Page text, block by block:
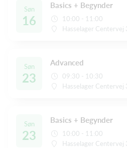
Søn
16
Basics + Begynder
10:00 - 11:00
Hasselager Centervej
Søn
23
Advanced
09:30 - 10:30
Hasselager Centervej
Søn
23
Basics + Begynder
10:00 - 11:00
Hasselager Centervej